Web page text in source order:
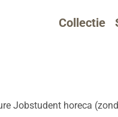
Collectie
Jobstudent horeca